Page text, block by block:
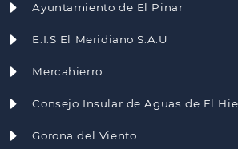
Ayuntamiento de El Pinar
E.I.S El Meridiano S.A.U
Mercahierro
Consejo Insular de Aguas de El
Gorona del Viento